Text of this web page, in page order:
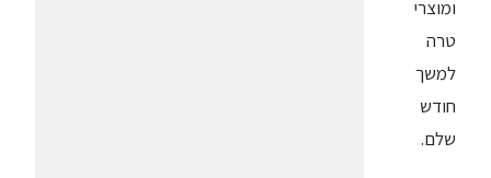
ומוצרי
טרה
למשך
חודש
שלם.